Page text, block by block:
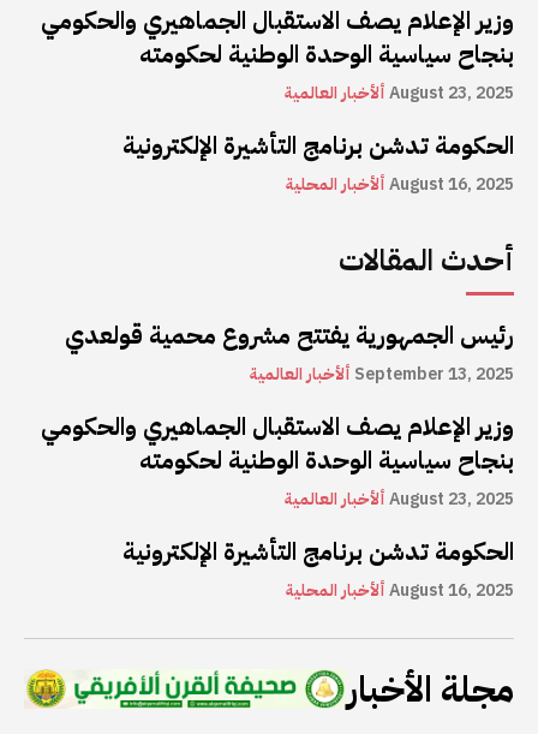
وزير الإعلام يصف الاستقبال الجماهيري والحكومي
بنجاح سياسية الوحدة الوطنية لحكومته
ألأخبار العالميةAugust 23, 2025
الحكومة تدشن برنامج التأشيرة الإلكترونية
ألأخبار المحليةAugust 16, 2025
أحدث المقالات
رئيس الجمهورية يفتتح مشروع محمية قولعدي
ألأخبار العالمية September 13, 2025
وزير الإعلام يصف الاستقبال الجماهيري والحكومي
بنجاح سياسية الوحدة الوطنية لحكومته
ألأخبار العالميةAugust 23, 2025
الحكومة تدشن برنامج التأشيرة الإلكترونية
ألأخبار المحليةAugust 16, 2025
مجلة الأخبار